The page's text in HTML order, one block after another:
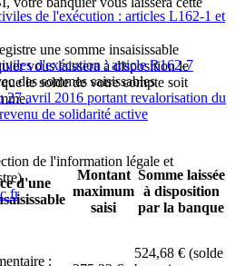
une somme insaisissable
vous laissera à disposition le
le solde de votre compte soit
d'une
Montant
maximum
saisi
Somme laissée
à disposition
par la banque
:
524,68 € (solde
de l'exécution : articles L162-1 et
d'exécution : article R162-7
des sommes saisissables
27 avril 2016 portant revalorisation du
de solidarité active
de l'information légale et